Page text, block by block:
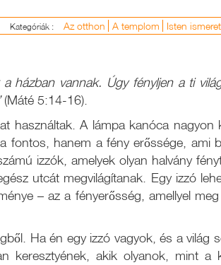
Kategóriák : Az otthon A templom Isten
házban vannak. Úgy fényljen a ti
(Máté 5:14-16).
használtak. A lámpa kanóca nagyon
fontos, hanem a fény erőssége, ami
izzók, amelyek olyan halvány
utcát megvilágítanak. Egy izzó
– az a fényerősség, amellyel
Ha én egy izzó vagyok, és a világ
keresztyének, akik olyanok, mint a